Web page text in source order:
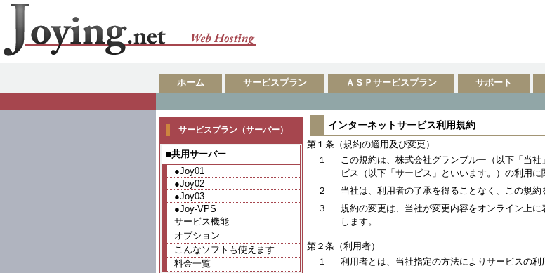
ホーム サービスプラン ＡＳＰサービスプラン サポート
インターネットサービス利用規約
第１条（規約の適用及び変更）
１
この規約は、株式会社グランブルー（以下「当
ビス（以下「サービス」といいます。）の利用に
２
当社は、利用者の了承を得ることなく、この規約
３
規約の変更は、当社が変更内容をオンライン上
します。
第２条（利用者）
１
利用者とは、当社指定の方法によりサービスの
サービスプラン（サーバー）
■共用サーバー
●Joy01
●Joy02
●Joy03
●Joy-VPS
サービス機能
オプション
こんなソフトも使えます
料金一覧